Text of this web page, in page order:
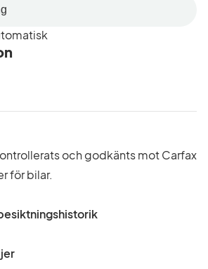
och godkänts mot Carfax
för bilar.